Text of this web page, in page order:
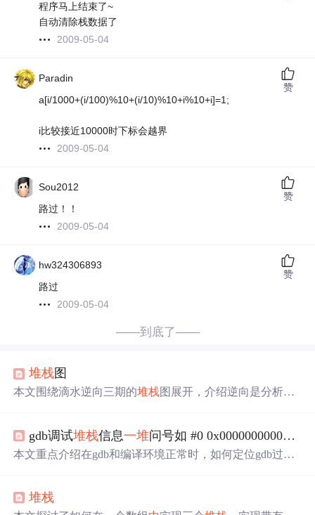
程序马上结束了~
自动清除栈数据了
2009-05-04
Paradin
a[i/1000+(i/100)%10+(i/10)%10+i%10+i]=1;
i比较接近10000时下标会越界
2009-05-04
赞
Sou2012
路过！！
2009-05-04
赞
hw324306893
路过
2009-05-04
赞
——到底了——
堆栈图
本文围绕滴水逆向三期的堆栈图展开，介绍逆向是分析内
压栈、CALL函数压入返回地址等，还提及缓冲区、保存
与恢复现场、堆栈平衡等概念。
gdb调试堆栈信息一堆问号如 #0 0x0000000000000000 in ?? () 看这里跟踪
本文重点介绍在gdb和编译环境正常时，如何定位gdb过程
dump文件，利用gdb命令找到挂掉的线程并查看
堆栈